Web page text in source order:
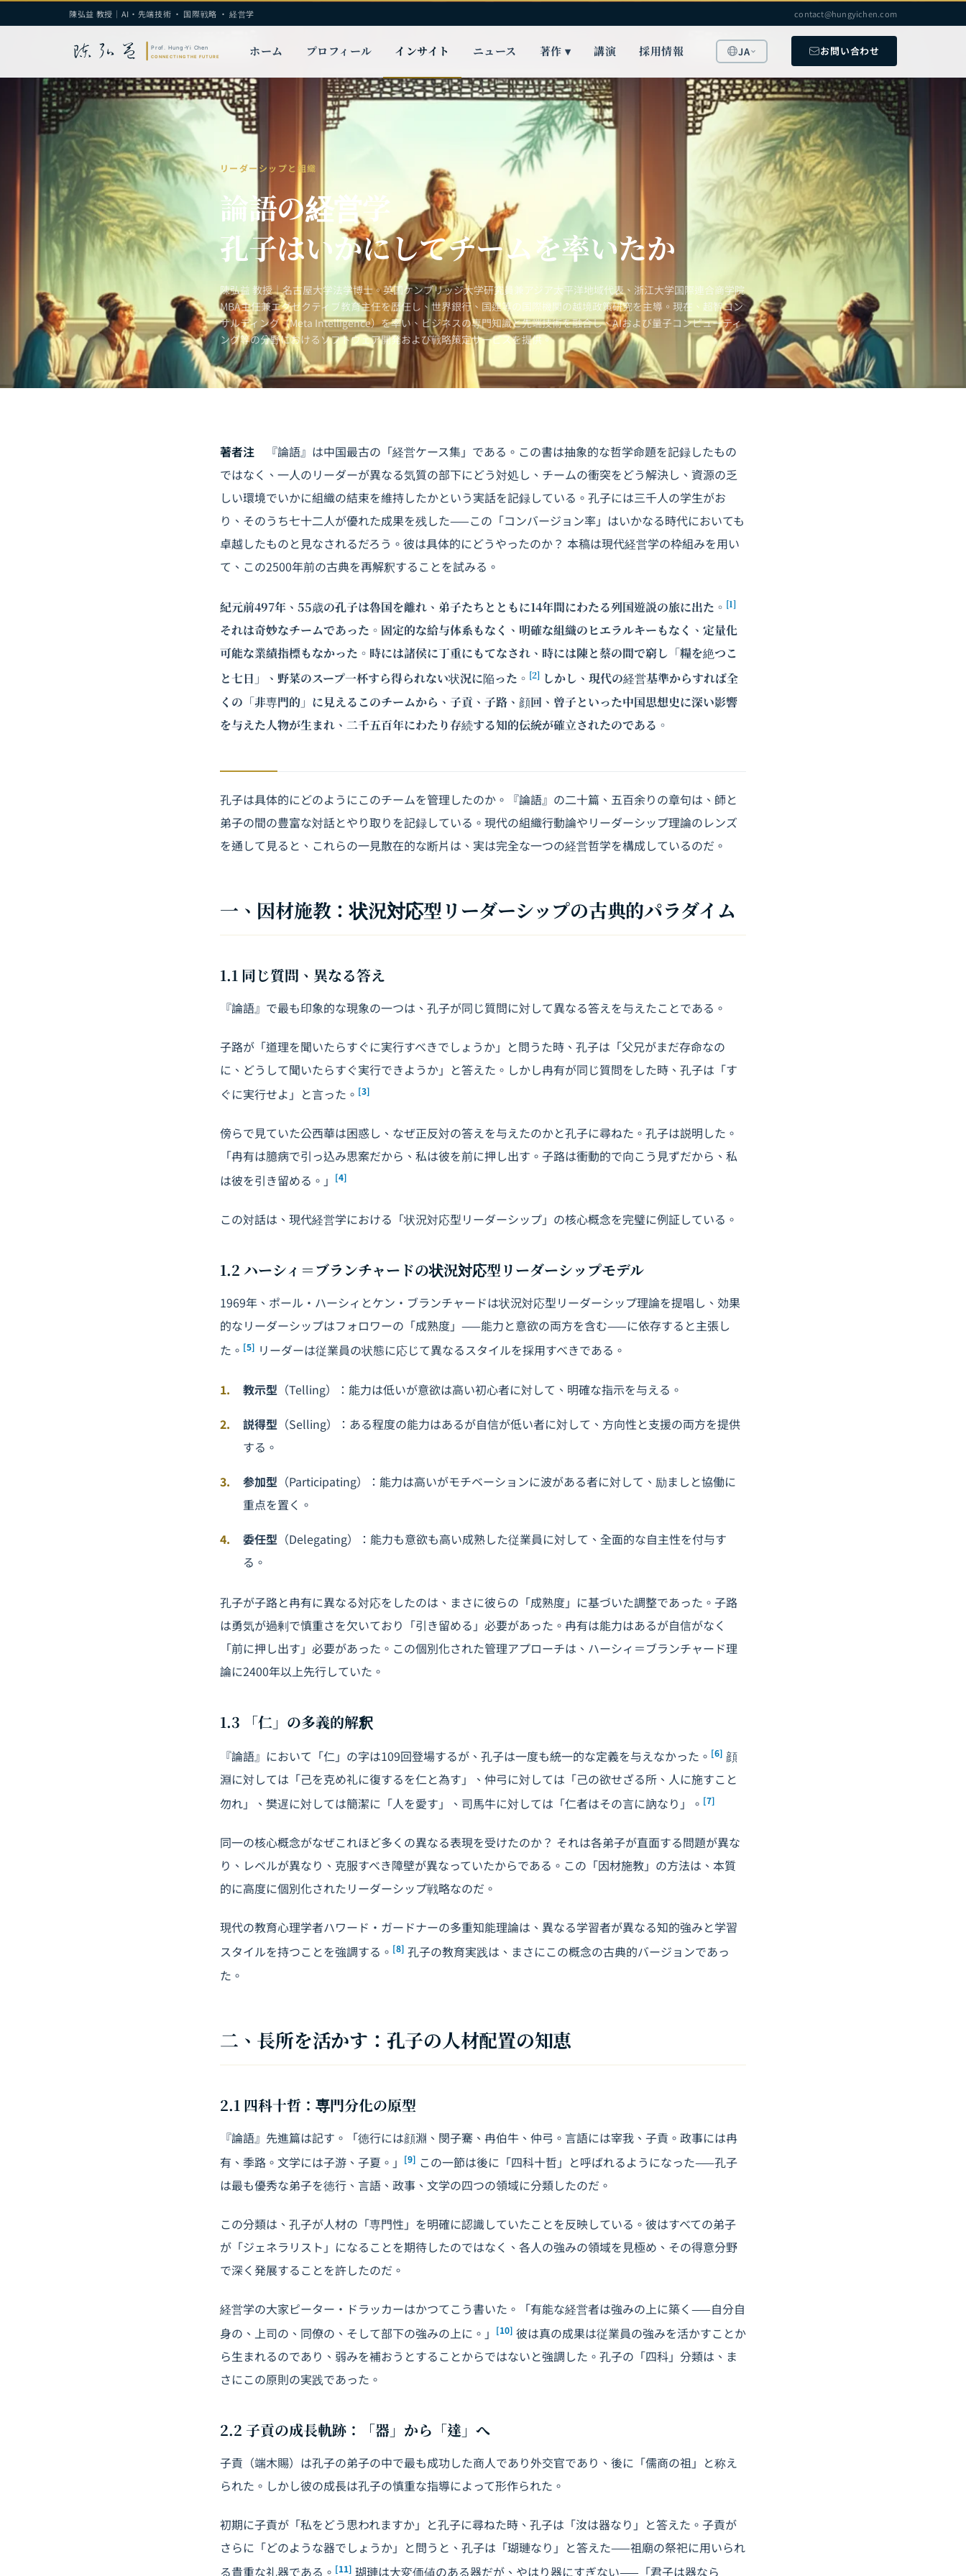
陳弘益 教授｜AI・先端技術 · 国際戦略 · 経営学 contact@hungyichen.com
ホーム プロフィール インサイト ニュース 著作 ▾ 講演 採用情報 JA お問い合わせ
リーダーシップと組織
論語の経営学
孔子はいかにしてチームを率いたか
陳弘益 教授｜名古屋大学法学博士。英国ケンブリッジ大学研究員兼アジア太平洋地域代表、浙江大学国際連合商学院
MBA主任兼エグゼクティブ教育主任を歴任し、世界銀行、国連等の国際機関の越境政策研究を主導。現在、超智コン
サルティング（Meta Intelligence）を率い、ビジネスの専門知識と先端技術を融合し、AIおよび量子コンピューティ
ング等の分野におけるソフトウェア開発および戦略策定サービスを提供。
著者注 『論語』は中国最古の「経営ケース集」である。この書は抽象的な哲学命題を記録したもの
ではなく、一人のリーダーが異なる気質の部下にどう対処し、チームの衝突をどう解決し、資源の乏
しい環境でいかに組織の結束を維持したかという実話を記録している。孔子には三千人の学生がお
り、そのうち七十二人が優れた成果を残した——この「コンバージョン率」はいかなる時代においても
卓越したものと見なされるだろう。彼は具体的にどうやったのか？ 本稿は現代経営学の枠組みを用い
て、この2500年前の古典を再解釈することを試みる。
紀元前497年、55歳の孔子は魯国を離れ、弟子たちとともに14年間にわたる列国遊説の旅に出た。 [1]
それは奇妙なチームであった。固定的な給与体系もなく、明確な組織のヒエラルキーもなく、定量化
可能な業績指標もなかった。時には諸侯に丁重にもてなされ、時には陳と蔡の間で窮し「糧を絶つこ
と七日」、野菜のスープ一杯すら得られない状況に陥った。 [2] しかし、現代の経営基準からすれば全
くの「非専門的」に見えるこのチームから、子貢、子路、顔回、曾子といった中国思想史に深い影響
を与えた人物が生まれ、二千五百年にわたり存続する知的伝統が確立されたのである。
孔子は具体的にどのようにこのチームを管理したのか。『論語』の二十篇、五百余りの章句は、師と
弟子の間の豊富な対話とやり取りを記録している。現代の組織行動論やリーダーシップ理論のレンズ
を通して見ると、これらの一見散在的な断片は、実は完全な一つの経営哲学を構成しているのだ。
一、因材施教：状況対応型リーダーシップの古典的パラダイム
1.1 同じ質問、異なる答え
『論語』で最も印象的な現象の一つは、孔子が同じ質問に対して異なる答えを与えたことである。
子路が「道理を聞いたらすぐに実行すべきでしょうか」と問うた時、孔子は「父兄がまだ存命なの
に、どうして聞いたらすぐ実行できようか」と答えた。しかし冉有が同じ質問をした時、孔子は「す
ぐに実行せよ」と言った。 [3]
傍らで見ていた公西華は困惑し、なぜ正反対の答えを与えたのかと孔子に尋ねた。孔子は説明した。
「冉有は臆病で引っ込み思案だから、私は彼を前に押し出す。子路は衝動的で向こう見ずだから、私
は彼を引き留める。」
[4]
この対話は、現代経営学における「状況対応型リーダーシップ」の核心概念を完璧に例証している。
1.2 ハーシィ＝ブランチャードの状況対応型リーダーシップモデル
1969年、ポール・ハーシィとケン・ブランチャードは状況対応型リーダーシップ理論を提唱し、効果
的なリーダーシップはフォロワーの「成熟度」——能力と意欲の両方を含む——に依存すると主張し
た。 [5] リーダーは従業員の状態に応じて異なるスタイルを採用すべきである。
教示型 （Telling）：能力は低いが意欲は高い初心者に対して、明確な指示を与える。
説得型 （Selling）：ある程度の能力はあるが自信が低い者に対して、方向性と支援の両方を提供
する。
参加型 （Participating）：能力は高いがモチベーションに波がある者に対して、励ましと協働に
重点を置く。
委任型 （Delegating）：能力も意欲も高い成熟した従業員に対して、全面的な自主性を付与す
る。
孔子が子路と冉有に異なる対応をしたのは、まさに彼らの「成熟度」に基づいた調整であった。子路
は勇気が過剰で慎重さを欠いており「引き留める」必要があった。冉有は能力はあるが自信がなく
「前に押し出す」必要があった。この個別化された管理アプローチは、ハーシィ＝ブランチャード理
論に2400年以上先行していた。
1.3 「仁」の多義的解釈
『論語』において「仁」の字は109回登場するが、孔子は一度も統一的な定義を与えなかった。 [6] 顔
淵に対しては「己を克め礼に復するを仁と為す」、仲弓に対しては「己の欲せざる所、人に施すこと
勿れ」、樊遅に対しては簡潔に「人を愛す」、司馬牛に対しては「仁者はその言に訥なり」。 [7]
同一の核心概念がなぜこれほど多くの異なる表現を受けたのか？ それは各弟子が直面する問題が異な
り、レベルが異なり、克服すべき障壁が異なっていたからである。この「因材施教」の方法は、本質
的に高度に個別化されたリーダーシップ戦略なのだ。
現代の教育心理学者ハワード・ガードナーの多重知能理論は、異なる学習者が異なる知的強みと学習
スタイルを持つことを強調する。 [8] 孔子の教育実践は、まさにこの概念の古典的バージョンであっ
た。
二、長所を活かす：孔子の人材配置の知恵
2.1 四科十哲：専門分化の原型
『論語』先進篇は記す。「徳行には顔淵、閔子騫、冉伯牛、仲弓。言語には宰我、子貢。政事には冉
有、季路。文学には子游、子夏。」
[9] この一節は後に「四科十哲」と呼ばれるようになった——孔子
は最も優秀な弟子を徳行、言語、政事、文学の四つの領域に分類したのだ。
この分類は、孔子が人材の「専門性」を明確に認識していたことを反映している。彼はすべての弟子
が「ジェネラリスト」になることを期待したのではなく、各人の強みの領域を見極め、その得意分野
で深く発展することを許したのだ。
経営学の大家ピーター・ドラッカーはかつてこう書いた。「有能な経営者は強みの上に築く——自分自
身の、上司の、同僚の、そして部下の強みの上に。」
[10] 彼は真の成果は従業員の強みを活かすことか
ら生まれるのであり、弱みを補おうとすることからではないと強調した。孔子の「四科」分類は、ま
さにこの原則の実践であった。
2.2 子貢の成長軌跡：「器」から「達」へ
子貢（端木賜）は孔子の弟子の中で最も成功した商人であり外交官であり、後に「儒商の祖」と称え
られた。しかし彼の成長は孔子の慎重な指導によって形作られた。
初期に子貢が「私をどう思われますか」と孔子に尋ねた時、孔子は「汝は器なり」と答えた。子貢が
さらに「どのような器でしょうか」と問うと、孔子は「瑚璉なり」と答えた——祖廟の祭祀に用いられ
る貴重な礼器である。 [11] 瑚璉は大変価値のある器だが、やはり器にすぎない——「君子は器なら